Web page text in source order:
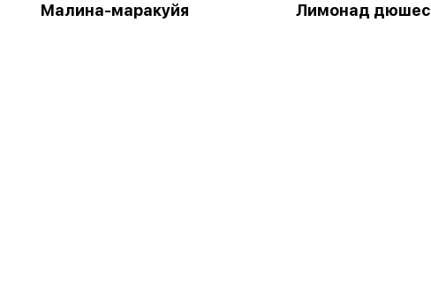
Малина-маракуйя Лимонад дюшес